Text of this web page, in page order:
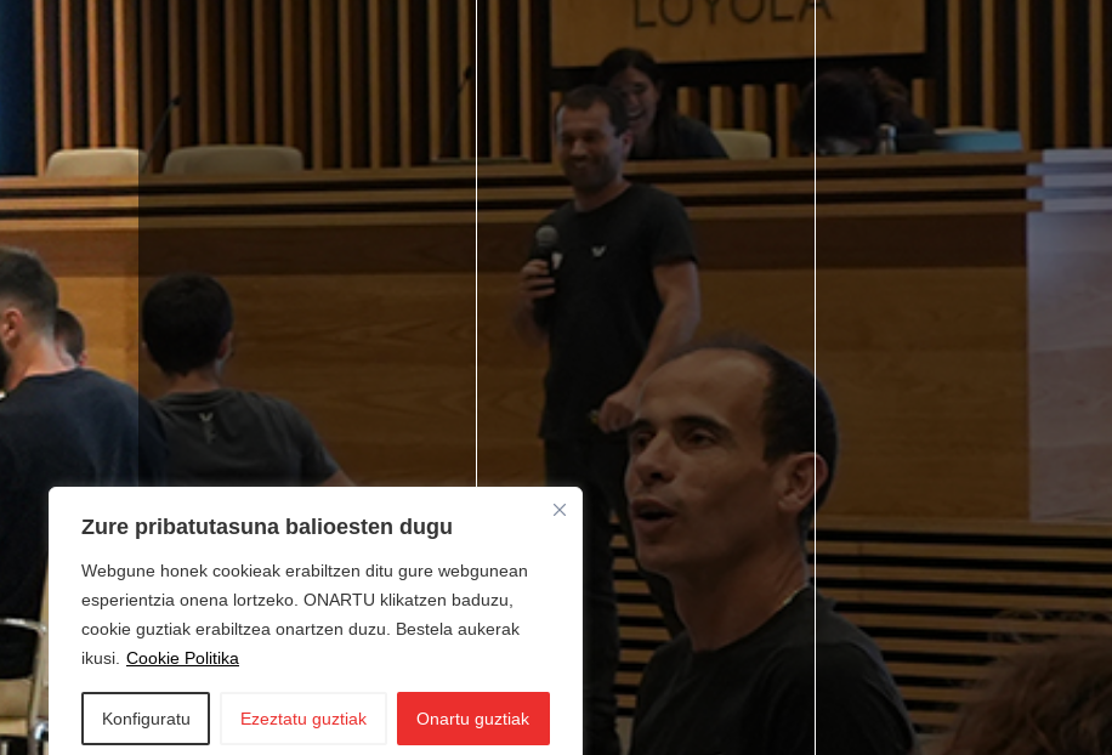
Zure pribatutasuna balioesten dugu
Webgune honek cookieak erabiltzen ditu gure webgunean
esperientzia onena lortzeko. ONARTU klikatzen baduzu,
cookie guztiak erabiltzea onartzen duzu. Bestela aukerak
ikusi. Cookie Politika
Konfiguratu Ezeztatu guztiak Onartu guztiak